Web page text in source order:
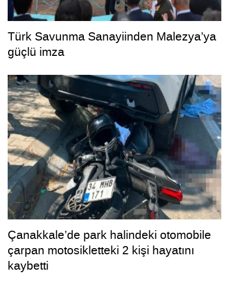
Türk Savunma Sanayiinden Malezya’ya
güçlü imza
Çanakkale’de park halindeki otomobile
çarpan motosikletteki 2 kişi hayatını
kaybetti